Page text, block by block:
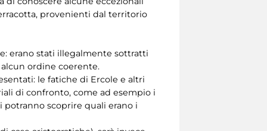
provenienti dal territorio
erano stati illegalmente sottratti
alcun ordine coerente.
le fatiche di Ercole e altri
di confronto, come ad esempio i
potranno scoprire quali erano i